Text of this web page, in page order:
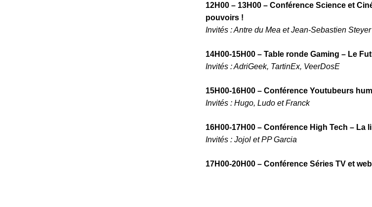
12H00 – 13H00 – Conférence Science et
pouvoirs !
Invités : Antre du Mea et Jean-Sebastien Steyer
14H00-15H00 – Table ronde Gaming – Le
Invités : AdriGeek, TartinEx, VeerDosE
15H00-16H00 – Conférence Youtubeurs
Invités : Hugo, Ludo et Franck
16H00-17H00 – Conférence High Tech – La
Invités : Jojol et PP Garcia
17H00-20H00 – Conférence Séries TV et